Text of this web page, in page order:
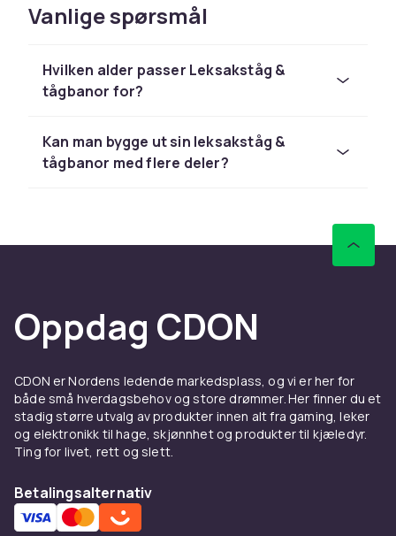
Velg togbaner basert på barnets alder og
rask levering og enkel retur.
Utforsk hele lekesortimentet hos CDON.
og Schleich til konkurransedyktige priser med
rask levering og enkel retur.
Hos CDON finner du togbaner fra LEGO, Barbie
Sammenlign produkter og les
kundeanmeldelser for å finne beste leketøy. Vi
har et stort sortiment til alle budsjetter.
Hos CDON finner du togbaner fra LEGO, Barbie
og Schleich til konkurransedyktige priser med
rask levering og enkel retur.
kundeanmeldelser for å finne beste leketøy. Vi
har et stort sortiment til alle budsjetter.
Vanlige spørsmål
Hvilken alder passer Leksakståg &
tågbanor for?
Kan man bygge ut sin leksakståg &
tågbanor med flere deler?
Oppdag CDON
CDON er Nordens ledende markedsplass, og vi er her for
både små hverdagsbehov og store drømmer. Her finner du et
stadig større utvalg av produkter innen alt fra gaming, leker
og elektronikk til hage, skjønnhet og produkter til kjæledyr.
Ting for livet, rett og slett.
Betalingsalternativ